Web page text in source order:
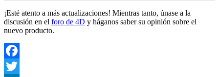
¡Esté atento a más actualizaciones! Mientras tanto, únase a la
discusión en el foro de 4D y háganos saber su opinión sobre el
nuevo producto.
Facebook